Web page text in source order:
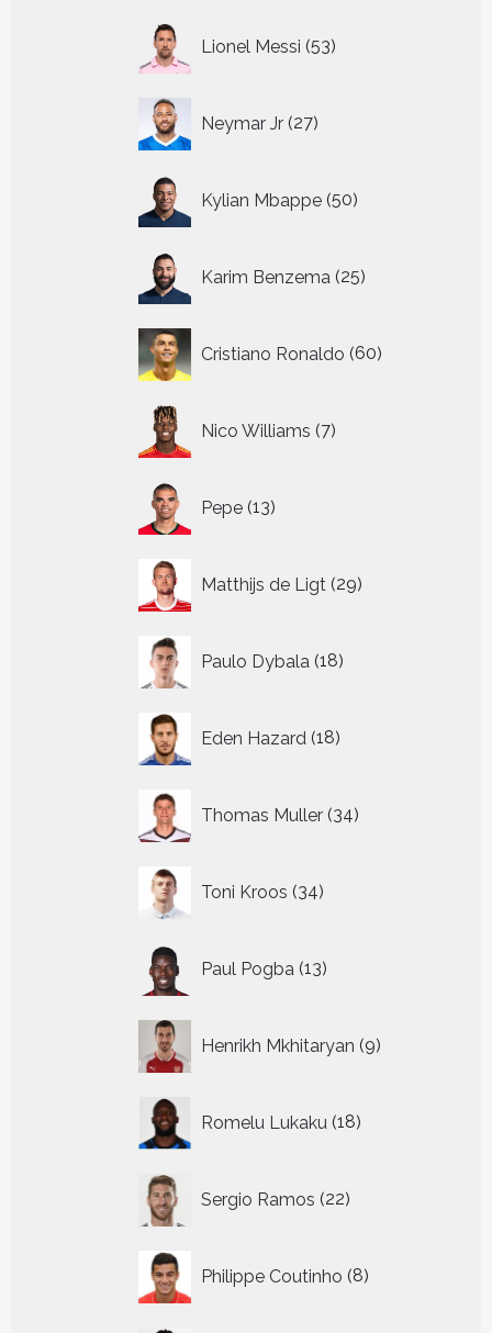
Lionel Messi 53
producten
Neymar Jr 27
producten
Kylian Mbappe 50
producten
Karim Benzema 25
producten
Cristiano Ronaldo 60
producten
Nico Williams 7
producten
Pepe 13
producten
Matthijs de Ligt 29
producten
Paulo Dybala 18
producten
Eden Hazard 18
producten
Thomas Muller 34
producten
Toni Kroos 34
producten
Paul Pogba 13
producten
Henrikh Mkhitaryan 9
producten
Romelu Lukaku 18
producten
Sergio Ramos 22
producten
Philippe Coutinho 8
producten